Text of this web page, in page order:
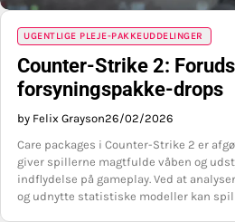
UGENTLIGE PLEJE-PAKKEUDDELINGER
Counter-Strike 2:
forsyningspakke-drops
by Felix Grayson26/02/2026
Care packages i Counter-Strike 2 er
giver spillerne magtfulde våben og
indflydelse på gameplay. Ved at
og udnytte statistiske modeller kan